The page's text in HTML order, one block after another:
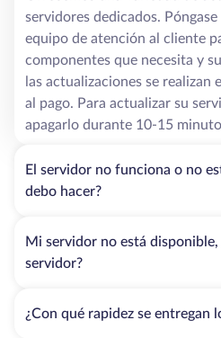
servidores dedicados.
equipo de atención al cliente
componentes que necesita y
las actualizaciones se realizan
al pago. Para actualizar su
apagarlo durante 10-15
El servidor no funciona o no
debo hacer?
Mi servidor no está disponible,
servidor?
¿Con qué rapidez se entregan